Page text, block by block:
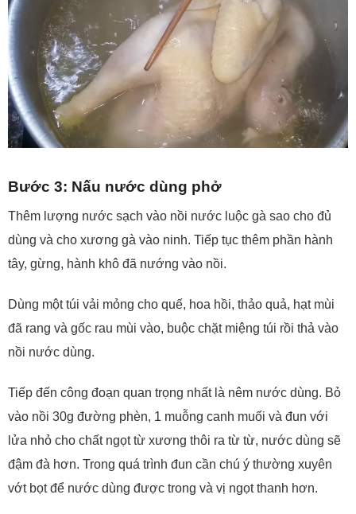
Bước 3: Nấu nước dùng phở
Thêm lượng nước sạch vào nồi nước luộc gà sao cho đủ
dùng và cho xương gà vào ninh. Tiếp tục thêm phần hành
tây, gừng, hành khô đã nướng vào nồi.
Dùng một túi vải mỏng cho quế, hoa hồi, thảo quả, hạt mùi
đã rang và gốc rau mùi vào, buộc chặt miệng túi rồi thả vào
nồi nước dùng.
Tiếp đến công đoạn quan trọng nhất là nêm nước dùng. Bỏ
vào nồi 30g đường phèn, 1 muỗng canh muối và đun với
lửa nhỏ cho chất ngọt từ xương thôi ra từ từ, nước dùng sẽ
đậm đà hơn. Trong quá trình đun cần chú ý thường xuyên
vớt bọt để nước dùng được trong và vị ngọt thanh hơn.